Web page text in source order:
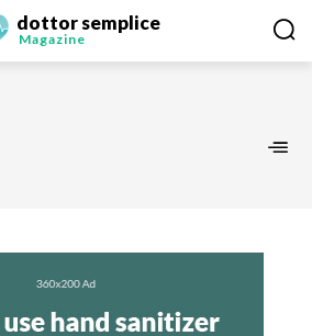
dottor semplice
Magazine